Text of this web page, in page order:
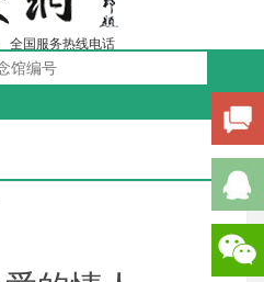
全国服务热线电话
0756-5505888
工作日：9:00-18:00（周一至周五）